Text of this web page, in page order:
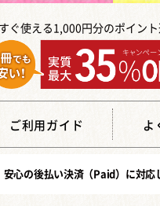
すぐ使える1,000円分のポイント
ご利用ガイド よ
安心の後払い決済（Paid） に対応